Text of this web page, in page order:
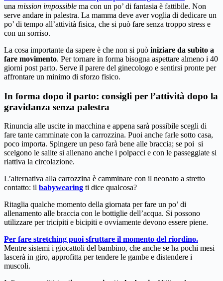
una mission impossible ma con un po’ di fantasia è fattibile. Non
serve andare in palestra. La mamma deve aver voglia di dedicare un
po’ di tempo all’attività fisica, che si può fare senza troppo stress e
con un sorriso.
La cosa importante da sapere è che non si può iniziare da subito a
fare movimento. Per tornare in forma bisogna aspettare almeno i 40
giorni post parto. Serve il parere del ginecologo e sentirsi pronte per
affrontare un minimo di sforzo fisico.
In forma dopo il parto: consigli per l’attività dopo la
gravidanza senza palestra
Rinuncia alle uscite in macchina e appena sarà possibile scegli di
fare tante camminate con la carrozzina. Puoi anche farle sotto casa,
poco importa. Spingere un peso farà bene alle braccia; se poi si
scelgono le salite si allenano anche i polpacci e con le passeggiate si
riattiva la circolazione.
L’alternativa alla carrozzina è camminare con il neonato a stretto
contatto: il babywearing ti dice qualcosa?
Ritaglia qualche momento della giornata per fare un po’ di
allenamento alle braccia con le bottiglie dell’acqua. Si possono
utilizzare per tricipiti e bicipiti e ovviamente devono essere piene.
Per fare stretching puoi sfruttare il momento del riordino.
Mentre sistemi i giocattoli del bambino, che anche se ha pochi mesi
lascerà in giro, approfitta per tendere le gambe e distendere i
muscoli.